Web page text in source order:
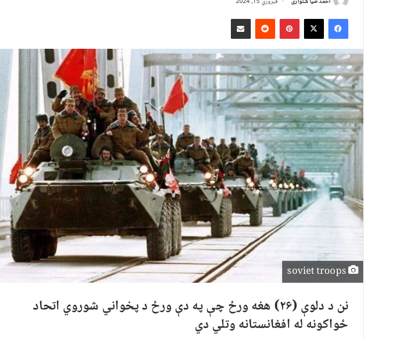
Facebook
X
Pinterest
Redditد بریښنالیک له لارې شریک کړئ
نن د دلوې (۲۶) هغه ورځ چې په دې ورځ د پخواني شوروي اتحاد
ځواکونه له افغانستانه وتلي دي